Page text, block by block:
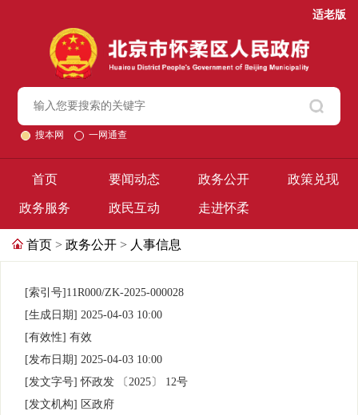
适老版
搜本网 一网通查
首页 要闻动态 政务公开 政策兑现
政务服务 政民互动 走进怀柔
首页 > 政务公开 > 人事信息
[索引号] 11R000/ZK-2025-000028
[生成日期] 2025-04-03 10:00
[有效性] 有效
[发布日期] 2025-04-03 10:00
[发文字号]怀政发 〔2025〕
12号
[发文机构] 区政府